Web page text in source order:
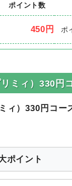
ポイント数
450円 ポ
ィ）330円コース